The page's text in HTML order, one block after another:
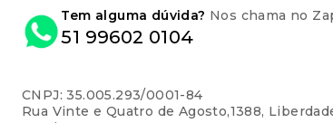
Tem alguma dúvida? Nos chama no
51 99602 0104
CNPJ: 35.005.293/0001-84
Rua Vinte e Quatro de Agosto,1388,